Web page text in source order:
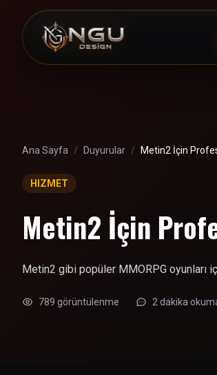
Ana Sayfa / Duyurular / Metin2 İçin
HIZMET
Metin2 İçin
Metin2 gibi popüler MMORPG oyunları
789 görüntülenme 2 dakika